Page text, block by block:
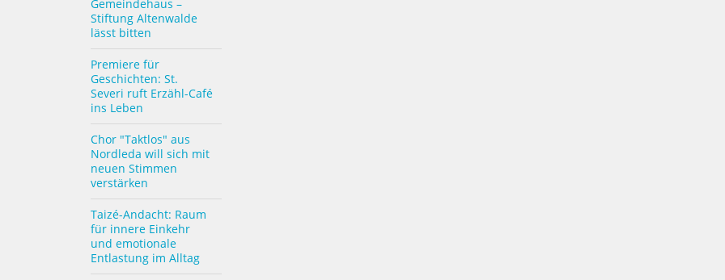
Gemeindehaus –
Stiftung Altenwalde
lässt bitten
Premiere für
Geschichten: St.
Severi ruft Erzähl-Café
ins Leben
Chor "Taktlos" aus
Nordleda will sich mit
neuen Stimmen
verstärken
Taizé-Andacht: Raum
für innere Einkehr
und emotionale
Entlastung im Alltag